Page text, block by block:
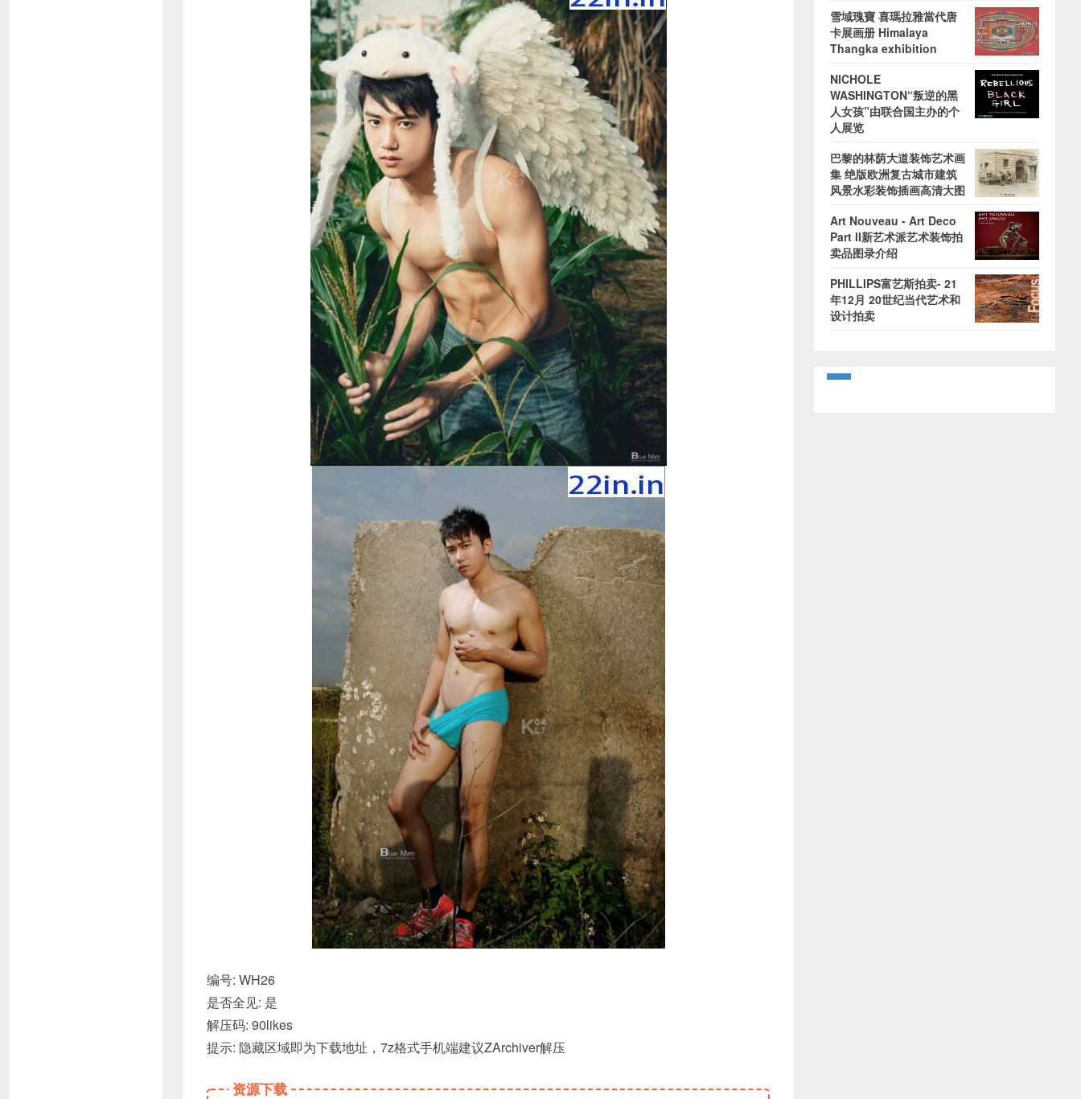
编号: WH26
是否全见: 是
解压码: 90likes
提示: 隐藏区域即为下载地址，7z格式手机端建议ZArchiver解压
资源下载
雪域瑰寶 喜瑪拉雅當代唐
卡展画册 Himalaya
Thangka exhibition
NICHOLE
WASHINGTON“叛逆的黑
人女孩”由联合国主办的个
人展览
巴黎的林荫大道装饰艺术画
集 绝版欧洲复古城市建筑
风景水彩装饰插画高清大图
Art Nouveau - Art Deco
Part II新艺术派艺术装饰拍
卖品图录介绍
PHILLIPS富艺斯拍卖- 21
年12月 20世纪当代艺术和
设计拍卖